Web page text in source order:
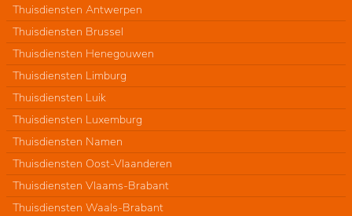
Thuisdiensten Antwerpen
Thuisdiensten Brussel
Thuisdiensten Henegouwen
Thuisdiensten Limburg
Thuisdiensten Luik
Thuisdiensten Luxemburg
Thuisdiensten Namen
Thuisdiensten Oost-Vlaanderen
Thuisdiensten Vlaams-Brabant
Thuisdiensten Waals-Brabant